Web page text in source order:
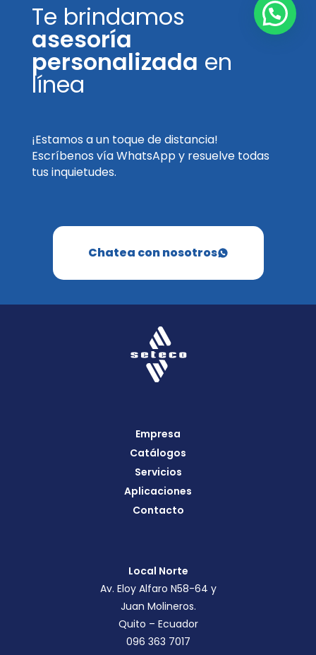
Te brindamos
asesoría
personalizada en
línea
¡Estamos a un toque de distancia!
Escríbenos vía WhatsApp y resuelve todas
tus inquietudes.
Chatea con nosotros
Empresa
Catálogos
Servicios
Aplicaciones
Contacto
Local Norte
Av. Eloy Alfaro N58-64 y
Juan Molineros.
Quito – Ecuador
096 363 7017